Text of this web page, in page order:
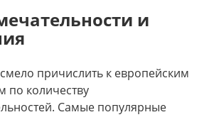
и
причислить к европейским
по количеству
Самые популярные